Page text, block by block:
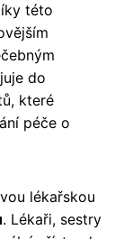
této
do
které
péče o
lékařskou
. Lékaři, sestry